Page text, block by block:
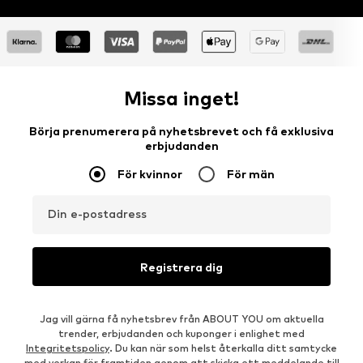
Missa inget!
Börja prenumerera på nyhetsbrevet och få exklusiva
erbjudanden
För kvinnor För män
Din e-postadress
Registrera dig
Jag vill gärna få nyhetsbrev från ABOUT YOU om aktuella
trender, erbjudanden och kuponger i enlighet med
Integritetspolicy. Du kan när som helst återkalla ditt samtycke